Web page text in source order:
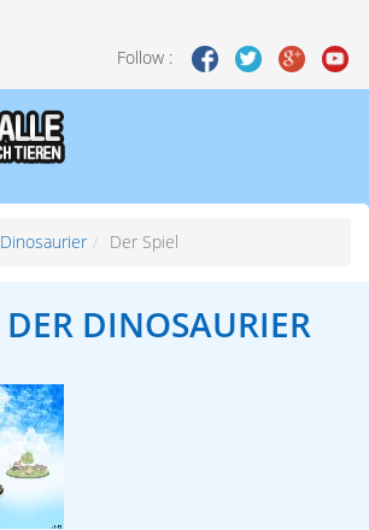
Follow :
Dinosaurier Der Spiel
DER DINOSAURIER